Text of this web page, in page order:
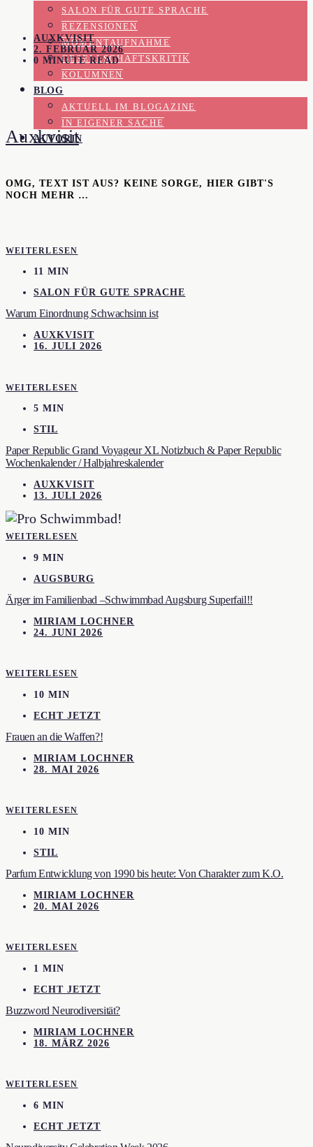
SALON FÜR GUTE SPRACHE
REZENSIONEN
MOMENTAUFNAHME
GESELLSCHAFTSKRITIK
KOLUMNEN
BLOG
AKTUELL IM BLOGAZINE
IN EIGENER SACHE
AUTORIN
AUXKVISIT
2. FEBRUAR 2026
0 MINUTE READ
Auxkvisit
OMG, TEXT IST AUS? KEINE SORGE, HIER GIBT'S
NOCH MEHR …
WEITERLESEN
11 MIN
SALON FÜR GUTE SPRACHE
Warum Einordnung Schwachsinn ist
AUXKVISIT
16. JULI 2026
WEITERLESEN
5 MIN
STIL
Paper Republic Grand Voyageur XL Notizbuch & Paper Republic
Wochenkalender / Halbjahreskalender
AUXKVISIT
13. JULI 2026
WEITERLESEN
9 MIN
AUGSBURG
Ärger im Familienbad –Schwimmbad Augsburg Superfail!!
MIRIAM LOCHNER
24. JUNI 2026
WEITERLESEN
10 MIN
ECHT JETZT
Frauen an die Waffen?!
MIRIAM LOCHNER
28. MAI 2026
WEITERLESEN
10 MIN
STIL
Parfum Entwicklung von 1990 bis heute: Von Charakter zum K.O.
MIRIAM LOCHNER
20. MAI 2026
WEITERLESEN
1 MIN
ECHT JETZT
Buzzword Neurodiversität?
MIRIAM LOCHNER
18. MÄRZ 2026
WEITERLESEN
6 MIN
ECHT JETZT